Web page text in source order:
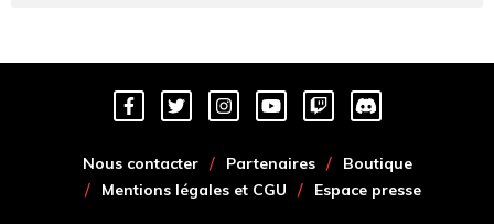
Nous contacter Partenaires
Boutique
Mentions légales et CGU
Espace presse